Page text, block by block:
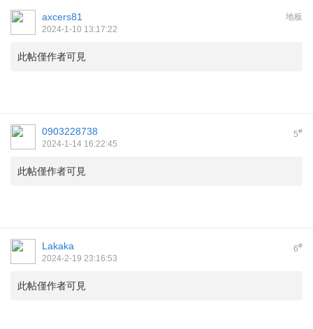
地板
axcers81
2024-1-10 13:17:22
此帖僅作者可見
5#
0903228738
2024-1-14 16:22:45
此帖僅作者可見
6#
Lakaka
2024-2-19 23:16:53
此帖僅作者可見